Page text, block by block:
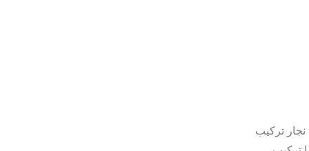
يعتبر افضل نجار تركيب